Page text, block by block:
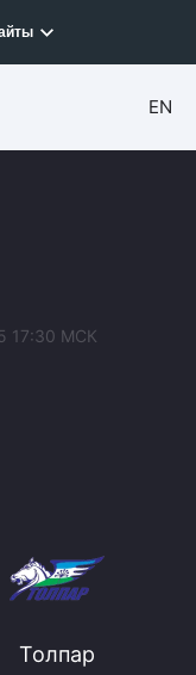
EN
17:30 МСК
Толпар